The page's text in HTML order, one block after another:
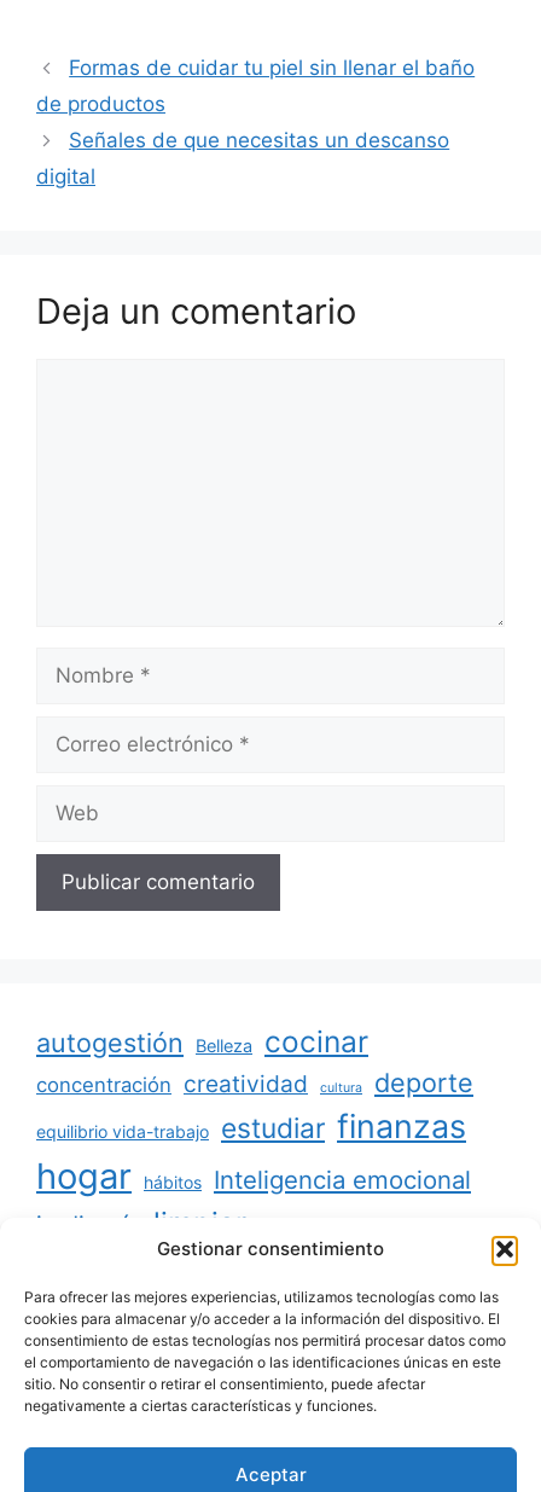
Gestionar consentimiento
Para ofrecer las mejores experiencias, utilizamos tecnologías como las
cookies para almacenar y/o acceder a la información del dispositivo. El
consentimiento de estas tecnologías nos permitirá procesar datos como
el comportamiento de navegación o las identificaciones únicas en este
sitio. No consentir o retirar el consentimiento, puede afectar
negativamente a ciertas características y funciones.
Aceptar
Formas de cuidar tu piel sin llenar el baño
de productos
Señales de que necesitas un descanso
digital
Deja un comentario
Nombre
Correo
Web
autogestión Belleza cocinar
concentración creatividad cultura deporte
equilibrio vida-trabajo estudiar finanzas
hogar hábitos Inteligencia emocional
jardinería limpiar
minimalismo niños
ordenar organizar productividad
reciclaje relaciones sociales salud
tecnología viajar voluntariado